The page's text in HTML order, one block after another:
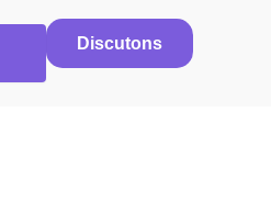
Discutons